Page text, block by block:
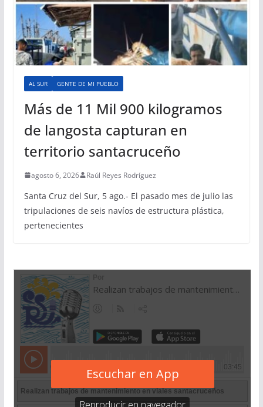
AL SUR GENTE DE MI PUEBLO
Más de 11 Mil 900 kilogramos
de langosta capturan en
territorio santacruceño
agosto 6, 2026 Raúl Reyes Rodríguez
Santa Cruz del Sur, 5 ago.- El pasado mes de julio las
tripulaciones de seis navíos de estructura plástica,
pertenecientes